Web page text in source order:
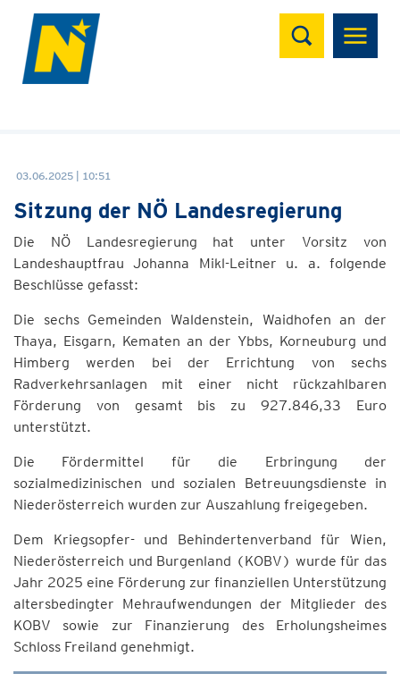
Suchen
03.06.2025 | 10:51
Sitzung der NÖ Landesregierung
Die NÖ Landesregierung hat unter Vorsitz von
Landeshauptfrau Johanna Mikl-Leitner u. a. folgende
Beschlüsse gefasst:
Die sechs Gemeinden Waldenstein, Waidhofen an der
Thaya, Eisgarn, Kematen an der Ybbs, Korneuburg und
Himberg werden bei der Errichtung von sechs
Radverkehrsanlagen mit einer nicht rückzahlbaren
Förderung von gesamt bis zu 927.846,33 Euro
unterstützt.
Die Fördermittel für die Erbringung der
sozialmedizinischen und sozialen Betreuungsdienste in
Niederösterreich wurden zur Auszahlung freigegeben.
Dem Kriegsopfer- und Behindertenverband für Wien,
Niederösterreich und Burgenland (KOBV) wurde für das
Jahr 2025 eine Förderung zur finanziellen Unterstützung
altersbedingter Mehraufwendungen der Mitglieder des
KOBV sowie zur Finanzierung des Erholungsheimes
Schloss Freiland genehmigt.